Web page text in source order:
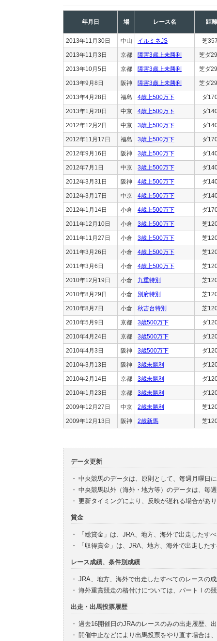
年月日 場 レース名 距離
2013年11月30日 中山 イルミネJS 芝
2013年11月3日 京都 障害3歳上未勝利 芝ダ
2013年10月5日 京都 障害3歳上未勝利 芝ダ
2013年9月8日 阪神 障害3歳上未勝利 芝ダ
2013年4月28日 福島 4歳上500万下 ダ
2013年1月20日 中京 4歳上500万下 ダ
2012年12月2日 中京 3歳上500万下 ダ
2012年11月17日 福島 3歳上500万下 ダ
2012年9月16日 阪神 3歳上500万下 ダ
2012年7月1日 中京 3歳上500万下 ダ
2012年3月31日 阪神 4歳上500万下 ダ
2012年3月17日 中京 4歳上500万下 ダ
2012年1月14日 小倉 4歳上500万下 ダ
2011年12月10日 小倉 3歳上500万下 芝
2011年11月27日 小倉 3歳上500万下 芝
2011年3月26日 小倉 4歳上500万下 芝
2011年3月6日 小倉 4歳上500万下 芝
2010年12月19日 小倉 九重特別 芝
2010年8月29日 小倉 別府特別 芝
2010年8月7日 小倉 秋吉台特別 芝
2010年5月9日 京都 3歳500万下 ダ
2010年4月24日 京都 3歳500万下 ダ
2010年4月3日 阪神 3歳500万下 ダ
2010年3月13日 阪神 3歳未勝利 ダ
2010年2月14日 京都 3歳未勝利 ダ
2010年1月23日 京都 3歳未勝利 ダ
2009年12月27日 中京 2歳未勝利 芝
2009年12月13日 阪神 2歳新馬 芝
データ更新
・ 中央競馬のデータは、原則として、毎週月曜日
・ 中央競馬以外（海外・地方等）のデータは、毎
・ 更新タイミングにより、反映が遅れる場合があ
賞金
・
「総賞金」は、JRA、地方、海外で出走したす
・
「収得賞金」は、JRA、地方、海外で出走した
レース成績、条件別成績
・ JRA、地方、海外で出走したすべてのレースの
・ 海外重賞競走の格付けについては、パートⅠの
出走・出馬投票履歴
・ 過去16開催日のJRAのレースのみの出走履歴、
・ 開催中止などにより出馬投票をやり直す場合は